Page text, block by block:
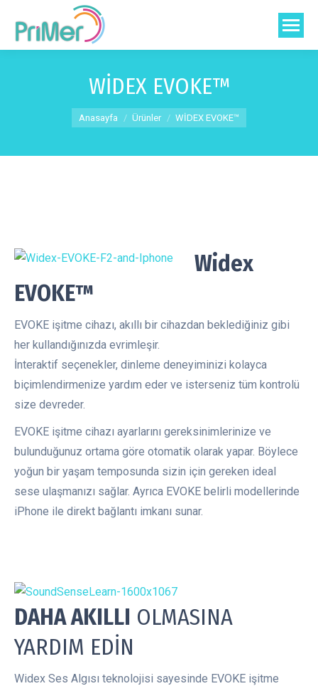
WİDEX EVOKE™
You are here:
Anasayfa Ürünler WİDEX EVOKE™
Widex
EVOKE™
EVOKE işitme cihazı, akıllı bir cihazdan beklediğiniz gibi
her kullandığınızda evrimleşir.
İnteraktif seçenekler, dinleme deneyiminizi kolayca
biçimlendirmenize yardım eder ve isterseniz tüm kontrolü
size devreder.
EVOKE işitme cihazı ayarlarını gereksinimlerinize ve
bulunduğunuz ortama göre otomatik olarak yapar. Böylece
yoğun bir yaşam temposunda sizin için gereken ideal
sese ulaşmanızı sağlar. Ayrıca EVOKE belirli modellerinde
iPhone ile direkt bağlantı imkanı sunar.
DAHA AKILLI OLMASINA
YARDIM EDİN
Widex Ses Algısı teknolojisi sayesinde EVOKE işitme